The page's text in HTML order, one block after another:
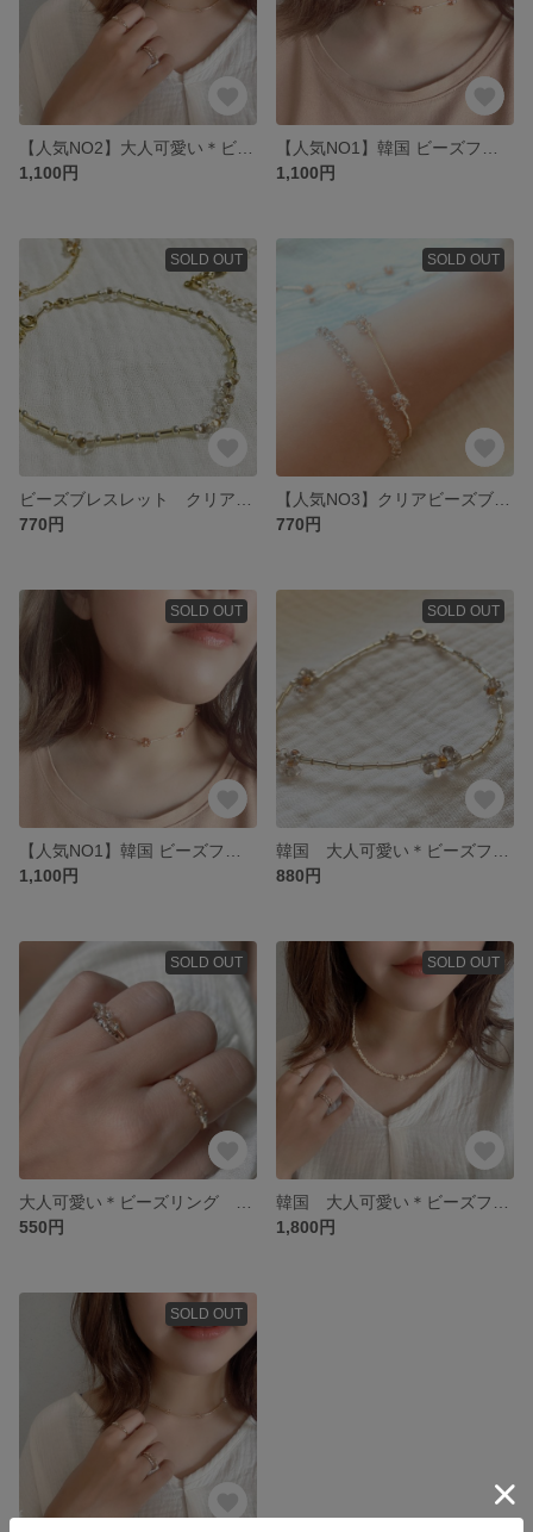
1,100円
1,100円
SOLD OUT
770円
SOLD OUT
770円
SOLD OUT
1,100円
SOLD OUT
880円
SOLD OUT
550円
SOLD OUT
1,800円
SOLD OUT